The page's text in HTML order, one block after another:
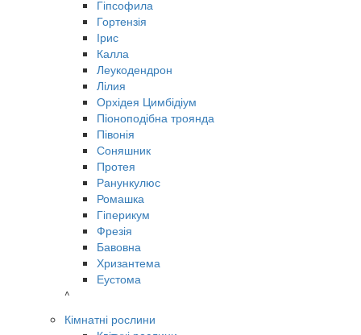
Гіпсофила
Гортензія
Ірис
Калла
Леукодендрон
Лілия
Орхідея Цимбідіум
Піоноподібна троянда
Півонія
Соняшник
Протея
Ранункулюс
Ромашка
Гіперикум
Фрезія
Бавовна
Хризантема
Еустома
^
Кімнатні рослини